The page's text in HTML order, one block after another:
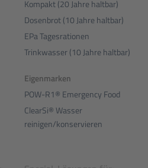
Kompakt (20 Jahre haltbar)
Dosenbrot (10 Jahre haltbar)
EPa Tagesrationen
Trinkwasser (10 Jahre haltbar)
Eigenmarken
POW-R1® Emergency Food
ClearSi® Wasser
reinigen/konservieren